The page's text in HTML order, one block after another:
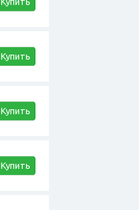
Купить
Купить
Купить